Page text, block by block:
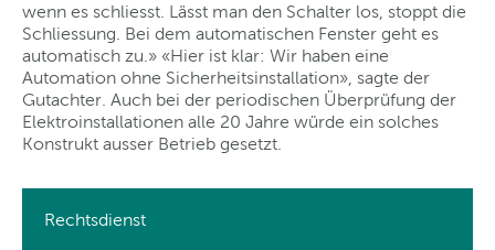
wenn es schliesst. Lässt man den Schalter los, stoppt die
Schliessung. Bei dem automatischen Fenster geht es
automatisch zu.» «Hier ist klar: Wir haben eine
Automation ohne Sicherheitsinstallation», sagte der
Gutachter. Auch bei der periodischen Überprüfung der
Elektroinstallationen alle 20 Jahre würde ein solches
Konstrukt ausser Betrieb gesetzt.
Rechtsdienst